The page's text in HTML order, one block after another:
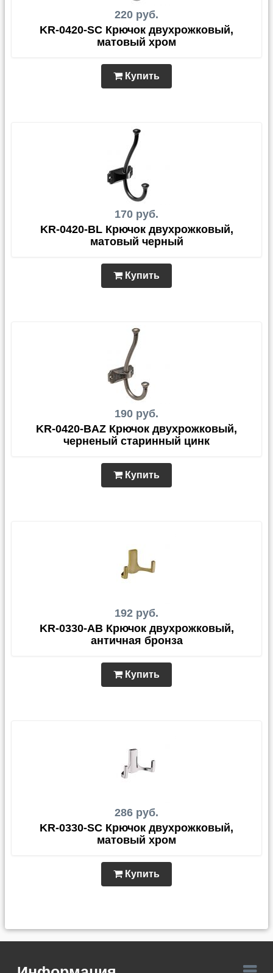
220 руб.
KR-0420-SC Крючок двухрожковый,
матовый хром
Купить
170 руб.
KR-0420-BL Крючок двухрожковый,
матовый черный
Купить
190 руб.
KR-0420-BAZ Крючок двухрожковый,
черненый старинный цинк
Купить
192 руб.
KR-0330-AB Крючок двухрожковый,
античная бронза
Купить
286 руб.
KR-0330-SC Крючок двухрожковый,
матовый хром
Купить